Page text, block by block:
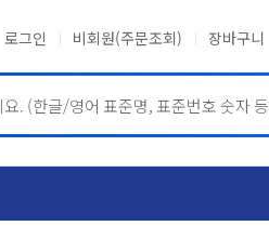
로그인 비회원(주문조회) 장바구니